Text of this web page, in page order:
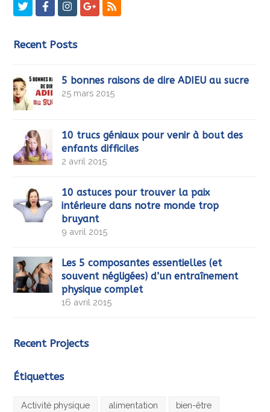
TwitterFacebookInstagramGooglePlus
RSS
Recent Posts
5 bonnes raisons de dire ADIEU au sucre
25 mars 2015
10 trucs géniaux pour venir à bout des
enfants difficiles
2 avril 2015
10 astuces pour trouver la paix
intérieure dans notre monde trop
bruyant
9 avril 2015
Les 5 composantes essentielles (et
souvent négligées) d’un entraînement
physique complet
16 avril 2015
Recent Projects
Étiquettes
Activité physique alimentation bien-être